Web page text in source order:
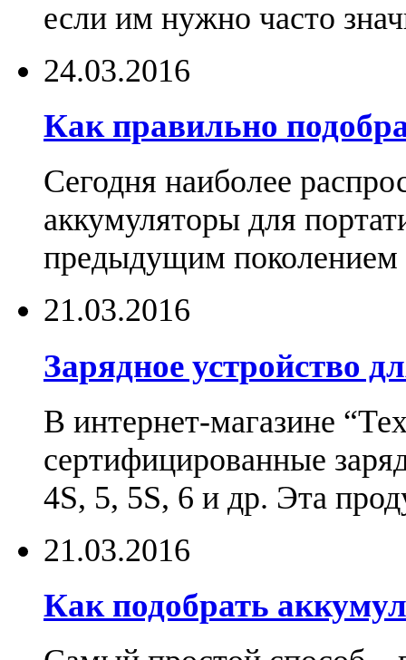
если им нужно часто
24.03.2016
Как правильно
Сегодня наиболее
аккумуляторы для
предыдущим поколением
21.03.2016
Зарядное устройство
В интернет-магазине
сертифицированные
4S, 5, 5S, 6 и др. Эта
21.03.2016
Как подобрать